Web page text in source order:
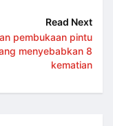
Read Next
pembukaan pintu
menyebabkan 8
kematian